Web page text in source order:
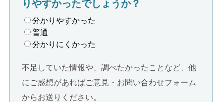
りやすかったでしょうか？
分かりやすかった
普通
分かりにくかった
不足していた情報や、調べたかったことなど、他
にご感想があればご意見・お問い合わせフォーム
からお送りください。